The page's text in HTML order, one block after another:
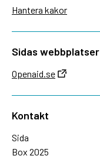
Hantera kakor
Sidas webbplatser
Openaid.se
Kontakt
Sida
Box 2025